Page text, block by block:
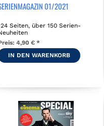
01/2021
Seiten, über 150 Serien-
4,90 € *
IN DEN WARENKORB